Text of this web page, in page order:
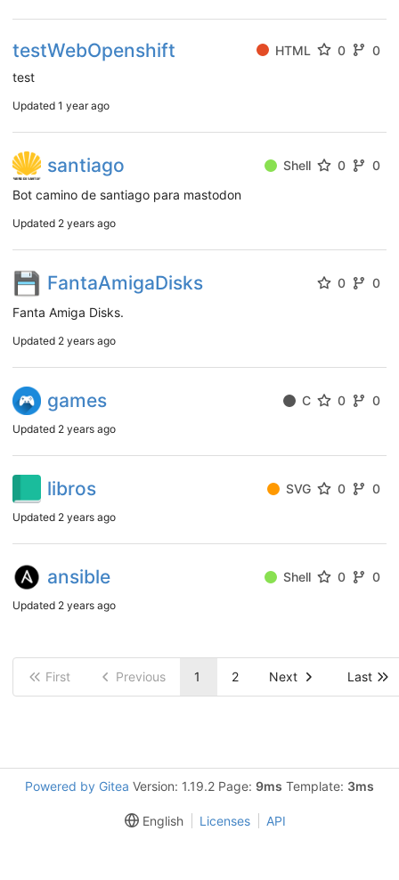
testWebOpenshift HTML 0
0
test
Updated 1 year ago
santiago Shell 0
0
Bot camino de santiago para mastodon
Updated 2 years ago
FantaAmigaDisks 0
0
Fanta Amiga Disks.
Updated 2 years ago
games C 0 0
Updated 2 years ago
libros SVG 0 0
Updated 2 years ago
ansible Shell 0 0
Updated 2 years ago
First Previous 1 2 Next Last
Powered by Gitea Version: 1.19.2 Page: 9ms Template: 3ms
English Licenses API